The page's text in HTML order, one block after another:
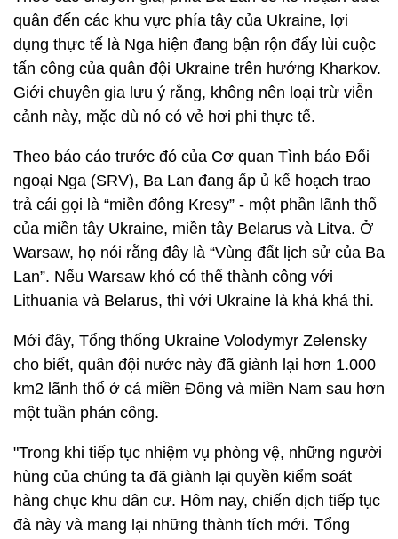
quân đến các khu vực phía tây của Ukraine, lợi
dụng thực tế là Nga hiện đang bận rộn đẩy lùi cuộc
tấn công của quân đội Ukraine trên hướng Kharkov.
Giới chuyên gia lưu ý rằng, không nên loại trừ viễn
cảnh này, mặc dù nó có vẻ hơi phi thực tế.
Theo báo cáo trước đó của Cơ quan Tình báo Đối
ngoại Nga (SRV), Ba Lan đang ấp ủ kế hoạch trao
trả cái gọi là “miền đông Kresy” - một phần lãnh thổ
của miền tây Ukraine, miền tây Belarus và Litva. Ở
Warsaw, họ nói rằng đây là “Vùng đất lịch sử của Ba
Lan”. Nếu Warsaw khó có thể thành công với
Lithuania và Belarus, thì với Ukraine là khá khả thi.
Mới đây, Tổng thống Ukraine Volodymyr Zelensky
cho biết, quân đội nước này đã giành lại hơn 1.000
km2 lãnh thổ ở cả miền Đông và miền Nam sau hơn
một tuần phản công.
"Trong khi tiếp tục nhiệm vụ phòng vệ, những người
hùng của chúng ta đã giành lại quyền kiểm soát
hàng chục khu dân cư. Hôm nay, chiến dịch tiếp tục
đà này và mang lại những thành tích mới. Tổng